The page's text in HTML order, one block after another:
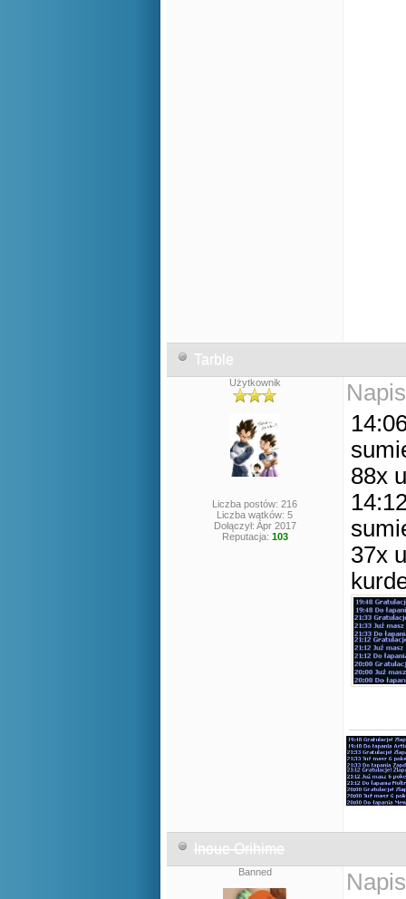
Tarble
Użytkownik
Liczba postów: 216
Liczba wątków: 5
Dołączył: Apr 2017
Reputacja: 103
88x
37x
Inoue Orihime
Banned